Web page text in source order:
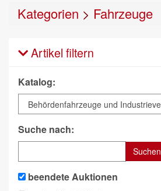
Kategorien > Fahrzeuge
Artikel filtern
Katalog:
Suche nach:
Suchen
beendete Auktionen